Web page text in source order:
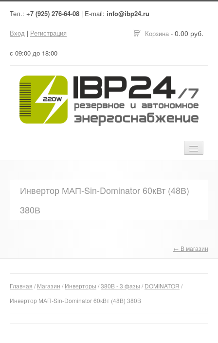
Тел.: +7 (925) 276-64-08 | E-mail: info@ibp24.ru
Корзина - 0.00 руб.
Вход | Регистрация
с 09:00 до 18:00
Оборудование
Услуги
Инвертор МАП-Sin-Dominator 60кВт (48В)
380В
← В магазин
Главная /Магазин /Инверторы /380В - 3 фазы /DOMINATOR /
Инвертор МАП-Sin-Dominator 60кВт (48В) 380В